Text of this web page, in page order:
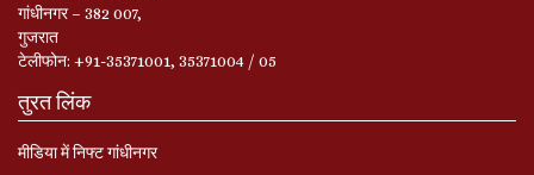
गांधीनगर – 382 007,
गुजरात
टेलीफोन: +91-35371001, 35371004 / 05
तुरत लिंक
मीडिया में निफ्ट गांधीनगर